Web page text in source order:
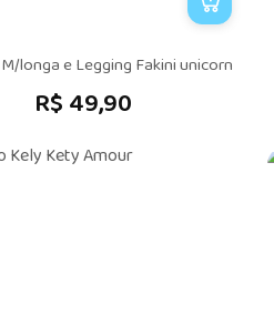
longa e Legging Fakini unicorn
R$ 49,90